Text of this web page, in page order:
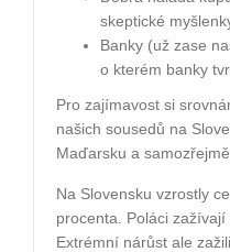
skeptické
Banky (už zase
o kterém banky
Pro zajímavost si
našich sousedů na
Maďarsku a
Na Slovensku vzrostly
procenta. Poláci
Extrémní nárůst ale